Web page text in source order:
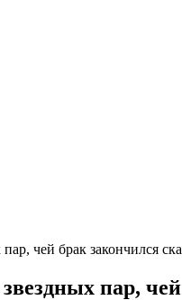
чей брак закончился
пар,